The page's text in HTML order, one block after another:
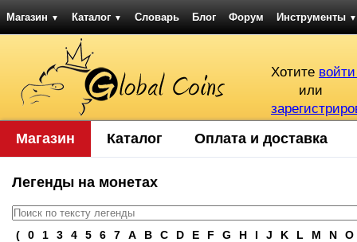
Магазин ▼ Каталог ▼ Словарь Блог Форум Инструменты ▼
Хотите
или
Магазин Каталог Оплата и доставка
Легенды на монетах
( 0 1 3 4 5 6 7 A B C D E F G H I J K L M N O